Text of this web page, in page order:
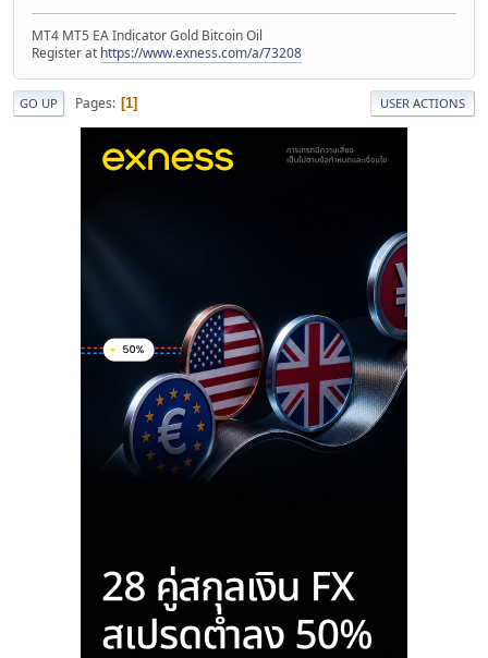
MT4 MT5 EA Indicator Gold Bitcoin Oil
Register at https://www.exness.com/a/73208
GO UP Pages 1 USER ACTIONS